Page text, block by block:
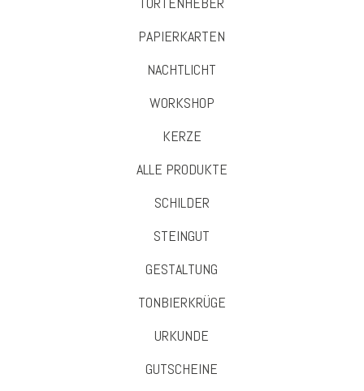
PAPIERKARTEN
NACHTLICHT
WORKSHOP
KERZE
ALLE PRODUKTE
SCHILDER
STEINGUT
GESTALTUNG
TONBIERKRÜGE
URKUNDE
GUTSCHEINE